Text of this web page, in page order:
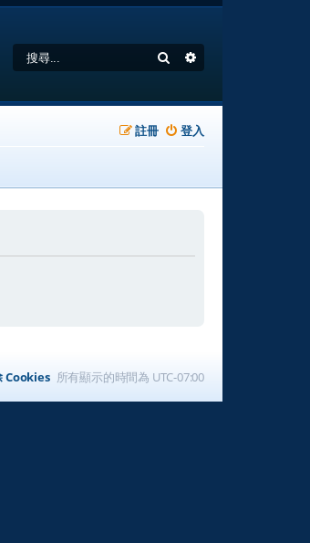
搜尋
登入
註冊
所有顯示的時間為 UTC-07:00
Cookies